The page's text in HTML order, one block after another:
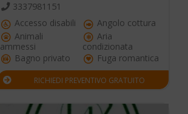
3337981151
Accesso disabili
Angolo cottura
Animali
ammessi
Aria
condizionata
Bagno privato
Fuga romantica
RICHIEDI PREVENTIVO GRATUITO